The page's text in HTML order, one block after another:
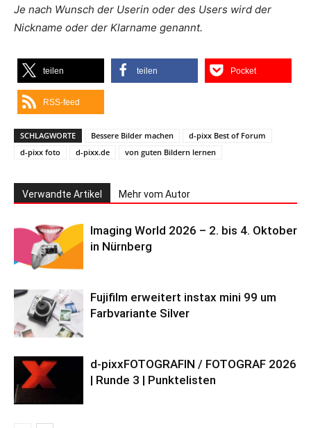
Je nach Wunsch der Userin oder des Users wird der
Nickname oder der Klarname genannt.
teilen teilen Pocket
RSS-feed
SCHLAGWORTE Bessere Bilder machen
d-pixx Best of Forum
d-pixx foto
d-pixx.de von guten Bildern lernen
Verwandte Artikel Mehr vom Autor
Imaging World 2026 – 2. bis 4. Oktober
in Nürnberg
Fujifilm erweitert instax mini 99 um
Farbvariante Silver
d-pixxFOTOGRAFIN / FOTOGRAF 2026
| Runde 3 | Punktelisten